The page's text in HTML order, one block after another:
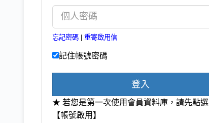
忘記密碼 重寄啟用信
記住帳號密碼
登入
★ 若您是第一次使用會員資料庫，請先點選
【帳號啟用】